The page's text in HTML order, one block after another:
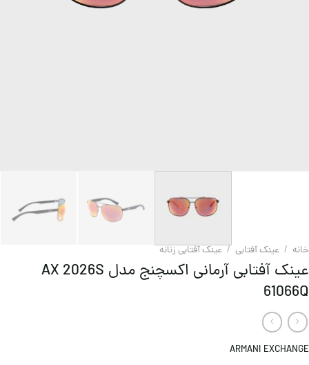
خانه / عینک آفتابی / عینک آفتابی زنانه
عینک آفتابی آرمانی اکسچنج مدل AX 2026S
61066Q
ARMANI EXCHANGE